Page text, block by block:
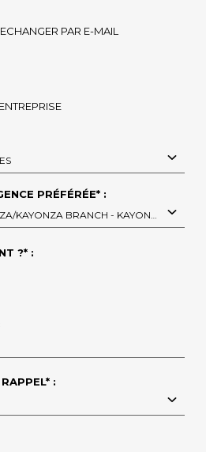
ECHANGER PAR E-MAIL
ENTREPRISE
PRÉFÉRÉE* :
?* :
: